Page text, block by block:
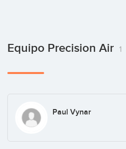
Equipo Precision Air 1
Paul Vynar